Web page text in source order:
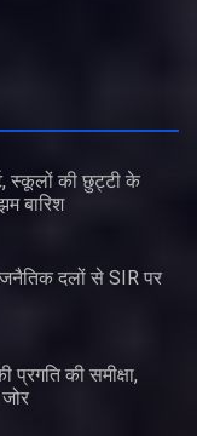
स्कूलों की छुट्टी के
बारिश
दलों से SIR पर
की समीक्षा,